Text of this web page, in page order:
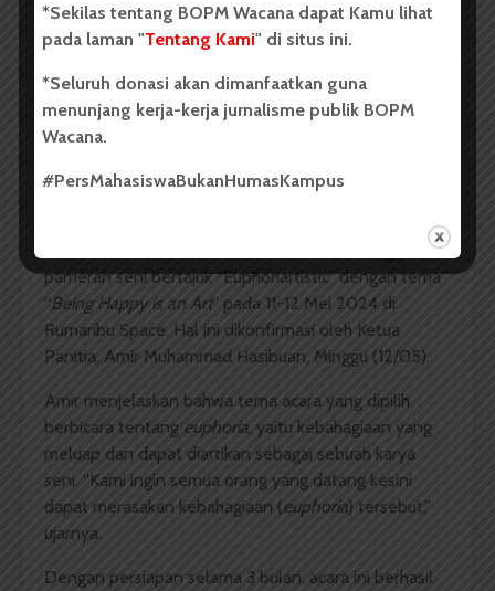
Saat talkshow bersama host acara Euphoriartistic Exhibition
Oleh:Dinar Fazira Fitri
pameran seni bertajuk “Euphoriartistic” dengan tema
“Being Happy is an Art” pada 11-12 Mei 2024 di
Rumaribu Space. Hal ini dikonfirmasi oleh Ketua
Panitia, Amir Muhammad Hasibuan, Minggu (12/05).
Amir menjelaskan bahwa tema acara yang dipilih
berbicara tentang euphoria , yaitu kebahagiaan yang
meluap dan dapat diartikan sebagai sebuah karya
seni. “Kami ingin semua orang yang datang kesini
dapat merasakan kebahagiaan (euphoria) tersebut,”
ujarnya.
Dengan persiapan selama 3 bulan, acara ini berhasil
*Sekilas tentang BOPM Wacana dapat Kamu lihat
pada laman "Tentang Kami" di situs ini.
*Seluruh donasi akan dimanfaatkan guna
menunjang kerja-kerja jurnalisme publik BOPM
Wacana.
#PersMahasiswaBukanHumasKampus